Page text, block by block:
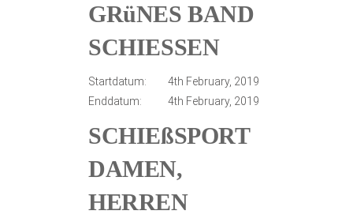
GRüNES BAND
SCHIESSEN
Startdatum:
4th February, 2019
Enddatum:
4th February, 2019
SCHIEßSPORT
DAMEN,
HERREN